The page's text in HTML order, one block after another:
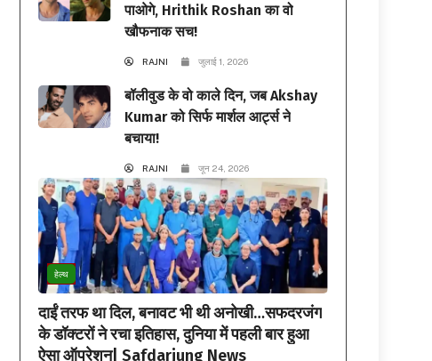
पाओगे, Hrithik Roshan का वो
खौफनाक सच!
RAJNI जुलाई 1, 2026
बॉलीवुड के वो काले दिन, जब Akshay
Kumar को सिर्फ मार्शल आर्ट्स ने
बचाया!
RAJNI जून 24, 2026
हेल्थ
दाईं तरफ था दिल, बनावट भी थी अनोखी…सफदरजंग
के डॉक्टरों ने रचा इतिहास, दुनिया में पहली बार हुआ
ऐसा ऑपरेशन| Safdarjung News